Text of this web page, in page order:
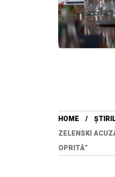
HOME
ZELENSKI
OPRITĂ”